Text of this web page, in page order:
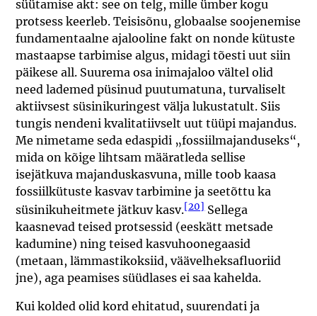
süütamise akt: see on telg, mille ümber kogu
protsess keerleb. Teisisõnu, globaalse soojenemise
fundamentaalne ajalooline fakt on nonde kütuste
mastaapse tarbimise algus, midagi tõesti uut siin
päikese all. Suurema osa inimajaloo vältel olid
need lademed püsinud puutumatuna, turvaliselt
aktiivsest süsinikuringest välja lukustatult. Siis
tungis nendeni kvalitatiivselt uut tüüpi majandus.
Me nimetame seda edaspidi „fossiilmajanduseks“,
mida on kõige lihtsam määratleda sellise
isejätkuva majanduskasvuna, mille toob kaasa
fossiilkütuste kasvav tarbimine ja seetõttu ka
süsinikuheitmete jätkuv kasv.[20]Sellega
kaasnevad teised protsessid (eeskätt metsade
kadumine) ning teised kasvuhoonegaasid
(metaan, lämmastikoksiid, väävelheksafluoriid
jne), aga peamises süüdlases ei saa kahelda.
Kui kolded olid kord ehitatud, suurendati ja